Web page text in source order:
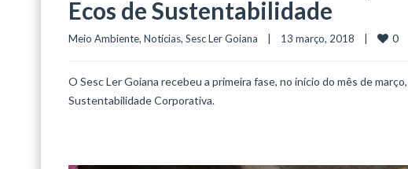
Ecos de Sustentabilidade
Meio Ambiente, Notícias, Sesc Ler Goiana
    |    13 março, 2018    |
0
O Sesc Ler Goiana recebeu a primeira fase, no início do mês de
Sustentabilidade Corporativa.